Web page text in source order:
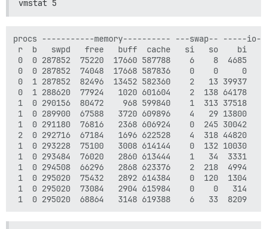
vmstat 5
procs -----------memory---------- ---swap-- -----
r  b   swpd   free   buff  cache   si   so    bi
0  0 287852  75220  17660 587788    6    8  4685
0  0 287852  74048  17668 587836    0    0     0
0  1 287852  82496  13452 582360    2   13 39937
0  1 288620  77924   1020 601604    2  138 64178
1  0 290156  80472    968 599840    1  313 37518
1  0 289900  67588   3720 609896    4   29 13800
1  0 291180  76816   2368 606924    0  245 30042
2  0 292716  67184   1696 622528    4  318 44820
1  0 293228  75100   3008 614144    0  132 10030
1  0 293484  76020   2860 613444    1   34  3331
1  0 294508  66296   2868 623376    2  218  4994
1  0 295020  75432   2892 614384    0  120  1304
1  0 295020  73084   2904 615984    0    0   314